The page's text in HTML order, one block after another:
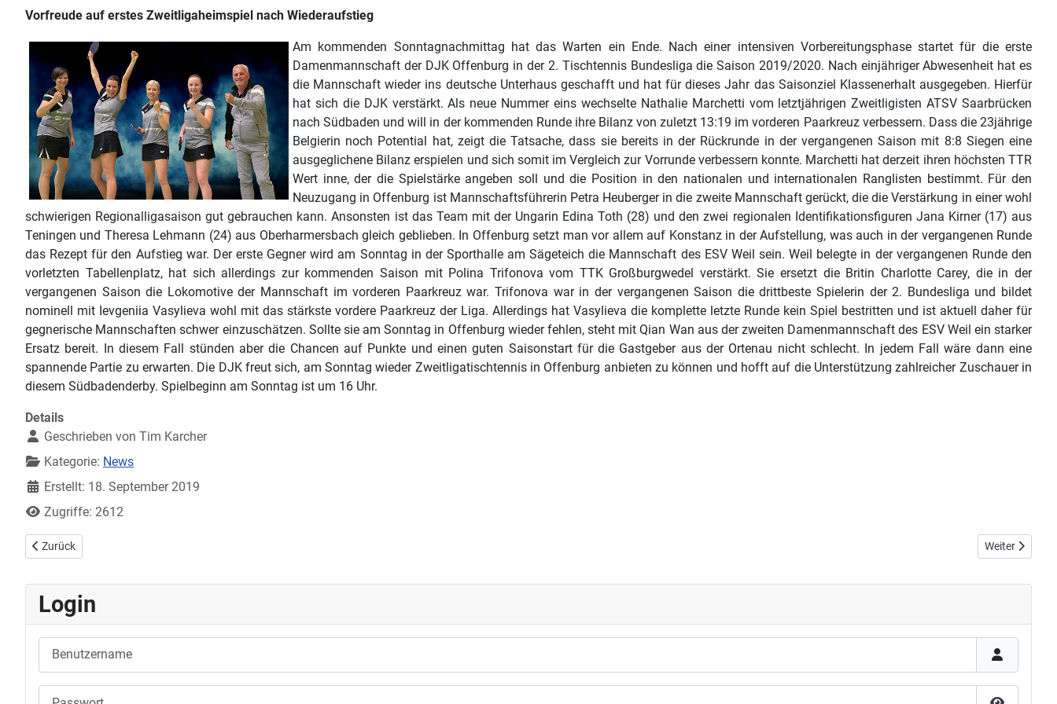
Vorfreude auf erstes Zweitligaheimspiel nach Wiederaufstieg
Am kommenden Sonntagnachmittag hat das Warten ein Ende. Nach einer intensiven Vorbereitungsphase startet für die erste
Damenmannschaft der DJK Offenburg in der 2. Tischtennis Bundesliga die Saison 2019/2020. Nach einjähriger Abwesenheit hat es
die Mannschaft wieder ins deutsche Unterhaus geschafft und hat für dieses Jahr das Saisonziel Klassenerhalt ausgegeben. Hierfür
hat sich die DJK verstärkt. Als neue Nummer eins wechselte Nathalie Marchetti vom letztjährigen Zweitligisten ATSV Saarbrücken
nach Südbaden und will in der kommenden Runde ihre Bilanz von zuletzt 13:19 im vorderen Paarkreuz verbessern. Dass die 23jährige
Belgierin noch Potential hat, zeigt die Tatsache, dass sie bereits in der Rückrunde in der vergangenen Saison mit 8:8 Siegen eine
ausgeglichene Bilanz erspielen und sich somit im Vergleich zur Vorrunde verbessern konnte. Marchetti hat derzeit ihren höchsten TTR
Wert inne, der die Spielstärke angeben soll und die Position in den nationalen und internationalen Ranglisten bestimmt. Für den
Neuzugang in Offenburg ist Mannschaftsführerin Petra Heuberger in die zweite Mannschaft gerückt, die die Verstärkung in einer wohl
schwierigen Regionalligasaison gut gebrauchen kann. Ansonsten ist das Team mit der Ungarin Edina Toth (28) und den zwei regionalen Identifikationsfiguren Jana Kirner (17) aus
Teningen und Theresa Lehmann (24) aus Oberharmersbach gleich geblieben. In Offenburg setzt man vor allem auf Konstanz in der Aufstellung, was auch in der vergangenen Runde
das Rezept für den Aufstieg war. Der erste Gegner wird am Sonntag in der Sporthalle am Sägeteich die Mannschaft des ESV Weil sein. Weil belegte in der vergangenen Runde den
vorletzten Tabellenplatz, hat sich allerdings zur kommenden Saison mit Polina Trifonova vom TTK Großburgwedel verstärkt. Sie ersetzt die Britin Charlotte Carey, die in der
vergangenen Saison die Lokomotive der Mannschaft im vorderen Paarkreuz war. Trifonova war in der vergangenen Saison die drittbeste Spielerin der 2. Bundesliga und bildet
nominell mit Ievgeniia Vasylieva wohl mit das stärkste vordere Paarkreuz der Liga. Allerdings hat Vasylieva die komplette letzte Runde kein Spiel bestritten und ist aktuell daher für
gegnerische Mannschaften schwer einzuschätzen. Sollte sie am Sonntag in Offenburg wieder fehlen, steht mit Qian Wan aus der zweiten Damenmannschaft des ESV Weil ein starker
Ersatz bereit. In diesem Fall stünden aber die Chancen auf Punkte und einen guten Saisonstart für die Gastgeber aus der Ortenau nicht schlecht. In jedem Fall wäre dann eine
spannende Partie zu erwarten. Die DJK freut sich, am Sonntag wieder Zweitligatischtennis in Offenburg anbieten zu können und hofft auf die Unterstützung zahlreicher Zuschauer in
diesem Südbadenderby. Spielbeginn am Sonntag ist um 16 Uhr.
Details
Geschrieben von Tim Karcher
Kategorie: News
Erstellt: 18. September 2019
Zugriffe: 2612
Vorheriger Beitrag: 2. Bundesliga Damen: DJK Offenburg - ESV Weil 4:6
Zurück Nächster
Weiter
Login
Benutzername